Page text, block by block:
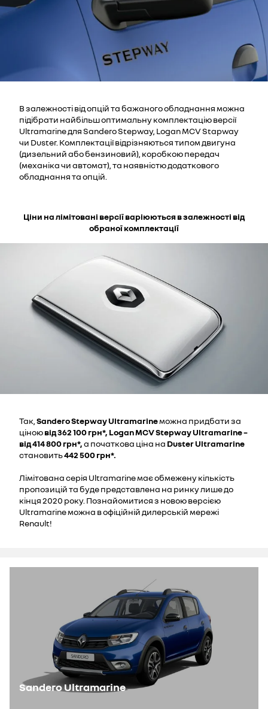
В залежності від опцій та бажаного обладнання можна
підібрати найбільш оптимальну комплектацію версії
Ultramarine для Sandero Stepway, Logan MCV Stapway
чи Duster. Комплектації відрізняються типом двигуна
(дизельний або бензиновий), коробкою передач
(механіка чи автомат), та наявністю додаткового
обладнання та опцій.
Ціни на лімітовані версії варіюються в залежності від
обраної комплектації
Так, Sandero Stepway Ultramarineможна придбати за
ціноювід362 100 грн*, Logan MCV Stepway Ultramarine –
від 414 800 грн*,а початкова ціна на Duster Ultramarine
становить442 500 грн*.
Лімітована серія Ultramarine має обмежену кількість
пропозицій та буде представлена на ринку лише до
кінця 2020 року. Познайомитися з новою версією
Ultramarine можна в офіційній дилерській мережі
Renault!
Sandero Ultramarine